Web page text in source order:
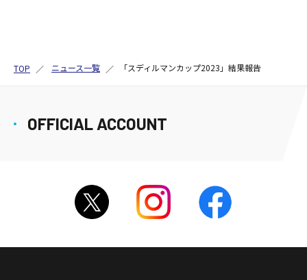
TOP ニュース一覧 「スディルマンカップ2023」結果報告
OFFICIAL ACCOUNT